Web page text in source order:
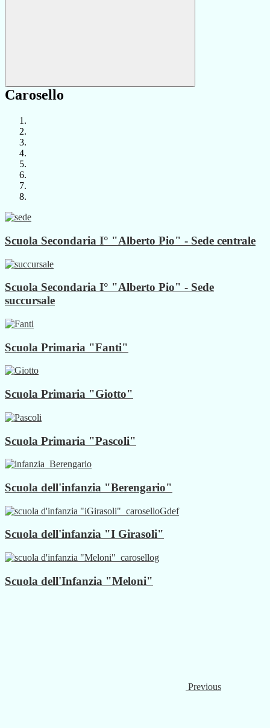
Carosello
Scuola Secondaria I° "Alberto Pio" - Sede centrale
Scuola Secondaria I° "Alberto Pio" - Sede
succursale
Scuola Primaria "Fanti"
Scuola Primaria "Giotto"
Scuola Primaria "Pascoli"
Scuola dell'infanzia "Berengario"
Scuola dell'infanzia "I Girasoli"
Scuola dell'Infanzia "Meloni"
Previous